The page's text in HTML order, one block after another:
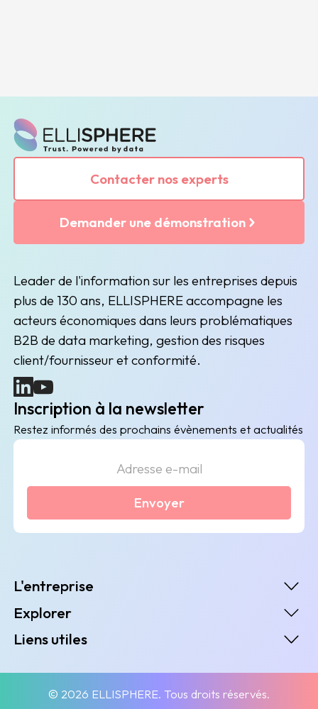
Contacter nos experts
Demander une démonstration
Leader de l'information sur les entreprises depuis
plus de 130 ans, ELLISPHERE accompagne les
acteurs économiques dans leurs problématiques
B2B de data marketing, gestion des risques
client/fournisseur et conformité.
(nouvelle fenêtre)
(nouvelle fenêtre)
Inscription à la newsletter
Restez informés des prochains évènements et actualités
Envoyer
L'entreprise
Explorer
Liens utiles
© 2026 ELLISPHERE. Tous droits réservés.